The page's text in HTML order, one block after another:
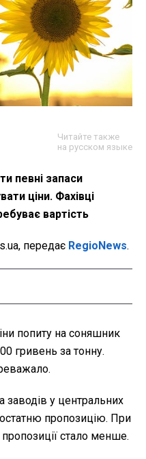
Читайте также
на русском языке
певні запаси
ціни. Фахівці
вартість
передає RegioNews.
попиту на соняшник
гривень за тонну.
заводів у центральних
пропозицію. При
стало менше.